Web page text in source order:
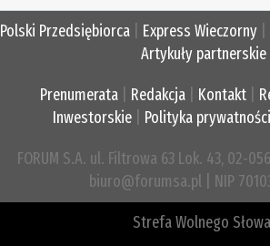
Polski Przedsiębiorca Express Wieczorny
Artykuły partnerskie
Prenumerata Redakcja Kontakt
Inwestorskie| Polityka prywatności
FORUM S.A. ul. Filtrowa 63 Lok. 43, 02-
biuro@forumsa.pl | NIP
Strefa Wolnego